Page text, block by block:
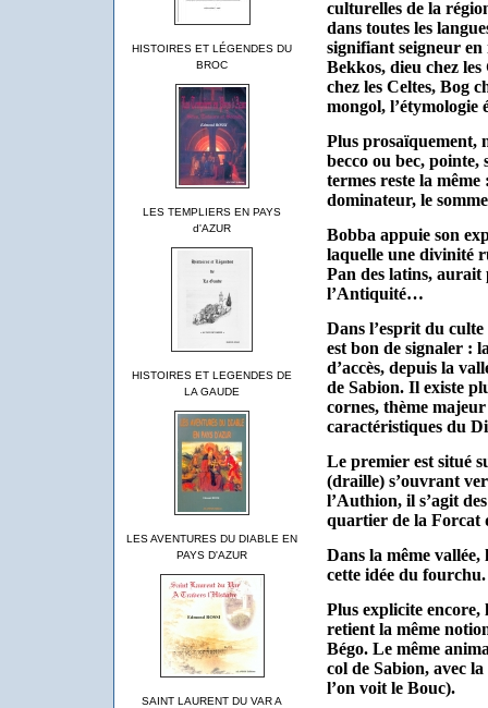
HISTOIRES ET LÉGENDES DU
BROC
LES TEMPLIERS EN PAYS
d'AZUR
HISTOIRES ET LEGENDES DE
LA GAUDE
LES AVENTURES DU DIABLE EN
PAYS D'AZUR
SAINT LAURENT DU VAR A
culturelles de la
dans toutes les
signifiant seigneur en
Bekkos, dieu chez les
chez les Celtes, Bog
mongol,
Plus prosaïquement,
becco ou bec,
termes reste la
dominateur, le
Bobba appuie son
laquelle une divinité
Pan des latins, aurait
l’Antiquité…
Dans l’esprit du
est bon de signaler :
d’accès, depuis la
de Sabion. Il existe
cornes, thème
caractéristiques du
Le premier est situé
(draille) s’ouvrant
l’Authion, il s’agit
quartier de la Forcat
Dans la même
cette idée du fourchu.
Plus explicite
retient la même
Bégo. Le même
col de Sabion, avec
l’on voit le Bouc).